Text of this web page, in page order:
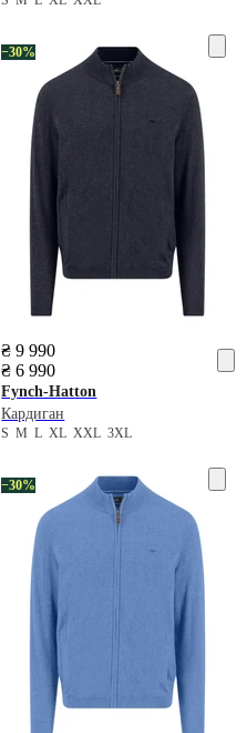
−30%
₴ 9 990
₴ 6 990
Fynch-Hatton
Кардиган
SMLXLXXL3XL
−30%